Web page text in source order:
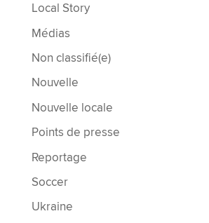
Local Story
Médias
Non classifié(e)
Nouvelle
Nouvelle locale
Points de presse
Reportage
Soccer
Ukraine